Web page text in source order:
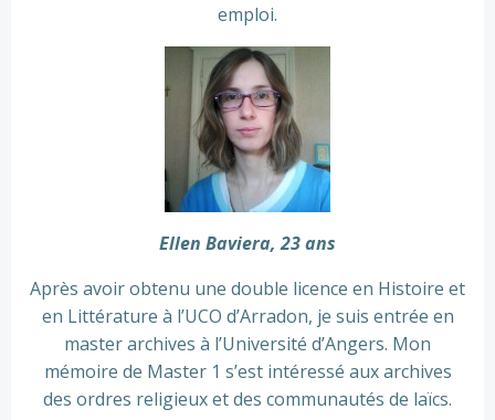
emploi.
Ellen Baviera, 23 ans
Après avoir obtenu une double licence en Histoire et
en Littérature à l’UCO d’Arradon, je suis entrée en
master archives à l’Université d’Angers. Mon
mémoire de Master 1 s’est intéressé aux archives
des ordres religieux et des communautés de laïcs.